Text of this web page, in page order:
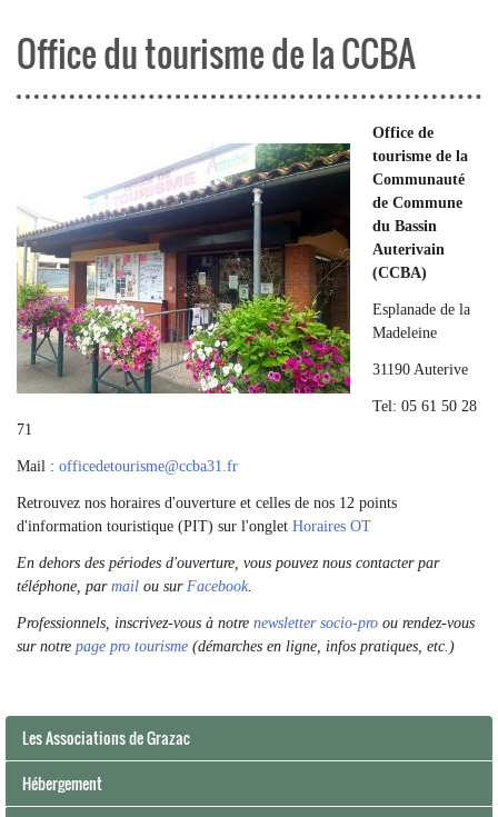
Office du tourisme de la CCBA
Office de
tourisme de la
Communauté
de Commune
du Bassin
Auterivain
(CCBA)
Esplanade de la
Madeleine
31190 Auterive
Tel: 05 61 50 28
71
Mail : officedetourisme@ccba31.fr
Retrouvez nos horaires d'ouverture et celles de nos 12 points
d'information touristique (PIT) sur l'onglet Horaires OT
En dehors des périodes d'ouverture, vous pouvez nous contacter par
téléphone, par mail ou sur Facebook.
Professionnels, inscrivez-vous à notre newsletter socio-pro ou rendez-vous
sur notre page pro tourisme (démarches en ligne, infos pratiques, etc.)
Les Associations de Grazac
Hébergement